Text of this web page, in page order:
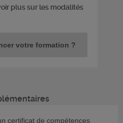
plus sur les modalités
votre formation ?
certificat de compétences